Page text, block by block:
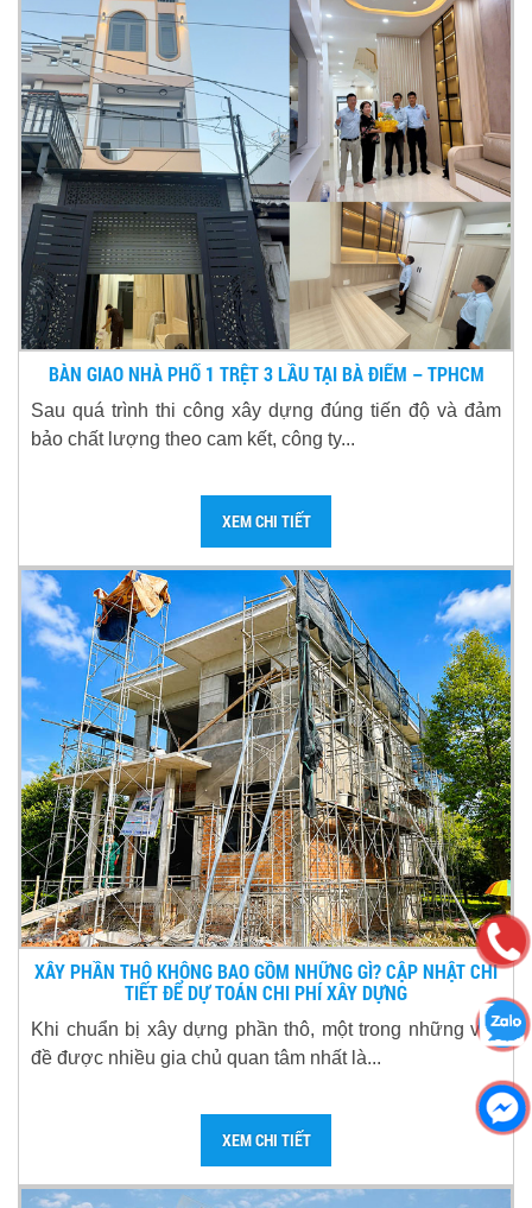
BÀN GIAO NHÀ PHỐ 1 TRỆT 3 LẦU TẠI BÀ ĐIỂM – TPHCM
Sau quá trình thi công xây dựng đúng tiến độ và đảm
bảo chất lượng theo cam kết, công ty...
XEM CHI TIẾT
XÂY PHẦN THÔ KHÔNG BAO GỒM NHỮNG GÌ? CẬP NHẬT CHI
TIẾT ĐỂ DỰ TOÁN CHI PHÍ XÂY DỰNG
Khi chuẩn bị xây dựng phần thô, một trong những vấn
đề được nhiều gia chủ quan tâm nhất là...
XEM CHI TIẾT